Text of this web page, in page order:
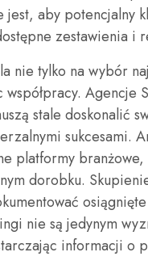
jest, aby potencjalny
zestawienia i
nie tylko na wybór
Agencje
stale doskonalić
sukcesami.
platformy
dorobku.
nie są jedynym
informacji o